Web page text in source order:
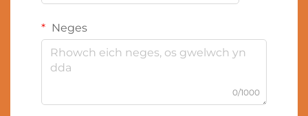
Neges
0/1000